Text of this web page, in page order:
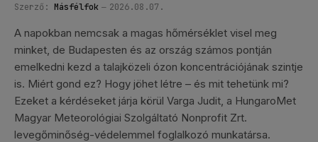
Szerző: Másfélfok 2026.08.07.
A napokban nemcsak a magas hőmérséklet visel meg
minket, de Budapesten és az ország számos pontján
emelkedni kezd a talajközeli ózon koncentrációjának szintje
is. Miért gond ez? Hogy jöhet létre – és mit tehetünk mi?
Ezeket a kérdéseket járja körül Varga Judit, a HungaroMet
Magyar Meteorológiai Szolgáltató Nonprofit Zrt.
levegőminőség-védelemmel foglalkozó munkatársa.